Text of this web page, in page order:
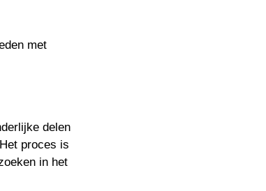
met
delen
proces is
in het